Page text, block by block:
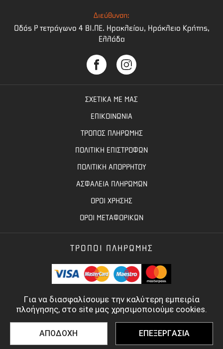
Για να διασφαλίσουμε την καλύτερη εμπειρία
πλοήγησης, στο site μας χρησιμοποιούμε cookies.
ΑΠΟΔΟΧΗ ΕΠΕΞΕΡΓΑΣΙΑ
Διεύθυνση:
Οδός Ρ τετράγωνο 4 BI.ΠΕ. Ηρακλείου, Ηράκλειο Κρήτης,
Ελλάδα
ΣΧΕΤΙΚΑ ΜΕ ΜΑΣ
ΕΠΙΚΟΙΝΩΝΙΑ
ΤΡΟΠΟΣ ΠΛΗΡΩΜΗΣ
ΠΟΛΙΤΙΚΗ ΕΠΙΣΤΡΟΦΩΝ
ΠΟΛΙΤΙΚΗ ΑΠΟΡΡΗΤΟΥ
ΑΣΦΑΛΕΙΑ ΠΛΗΡΩΜΩΝ
ΟΡΟΙ ΧΡΗΣΗΣ
ΟΡΟΙ ΜΕΤΑΦΟΡΙΚΩΝ
ΤΡΟΠΟΙ ΠΛΗΡΩΜΗΣ
© 2022 - 2026 - ALL RIGHTS RESERVED